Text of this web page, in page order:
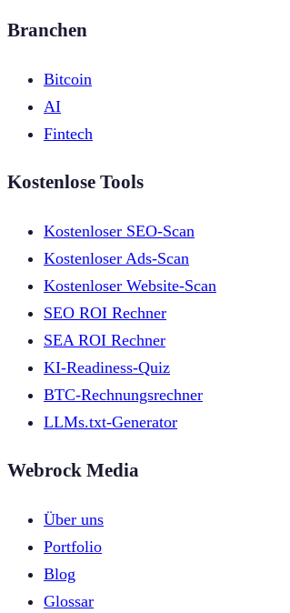
Branchen
Bitcoin
AI
Fintech
Kostenlose Tools
Kostenloser SEO-Scan
Kostenloser Ads-Scan
Kostenloser Website-Scan
SEO ROI Rechner
SEA ROI Rechner
KI-Readiness-Quiz
BTC-Rechnungsrechner
LLMs.txt-Generator
Webrock Media
Über uns
Portfolio
Blog
Glossar